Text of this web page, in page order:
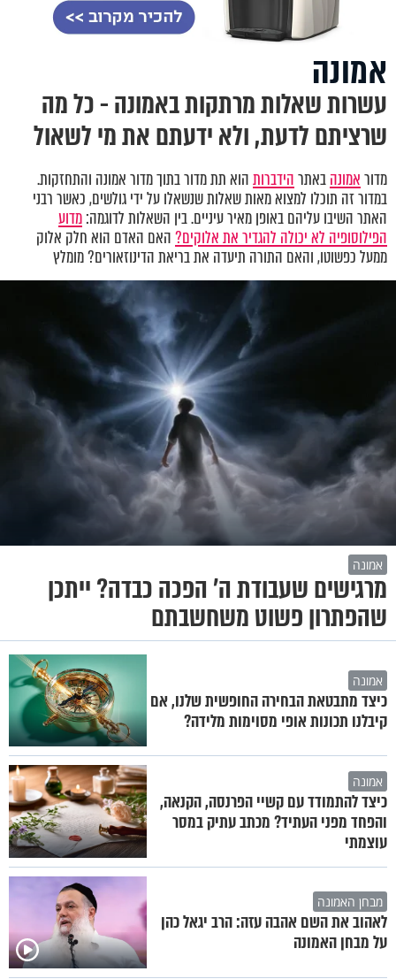
אמונה
עשרות שאלות מרתקות באמונה - כל מה
שרציתם לדעת, ולא ידעתם את מי לשאול
מדוראמונהבאתרהידברותהוא תת מדור בתוך מדור אמונה והתחזקות.
במדור זה תוכלו למצוא מאות שאלות שנשאלו על ידי גולשים, כאשר רבני
האתר השיבו עליהם באופן מאיר עיניים. בין השאלות לדוגמה:מדוע
הפילוסופיה לא יכולה להגדיר את אלוקים?האם האדם הוא חלק אלוק
ממעל כפשוטו, והאם התורה תיעדה את בריאת הדינוזאורים? מומלץ
אמונה
מרגישים שעבודת ה' הפכה כבדה? ייתכן
שהפתרון פשוט משחשבתם
אמונה
כיצד מתבטאת הבחירה החופשית שלנו, אם
קיבלנו תכונות אופי מסוימות מלידה?
אמונה
כיצד להתמודד עם קשיי הפרנסה, הקנאה,
והפחד מפני העתיד? מכתב עתיק במסר
עוצמתי
מבחן האמונה
לאהוב את השם אהבה עזה: הרב יגאל כהן
על מבחן האמונה